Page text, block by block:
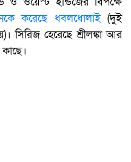
করেছে ধবলধোলাই(দুই
সিরিজ হেরেছে শ্রীলঙ্কা আর